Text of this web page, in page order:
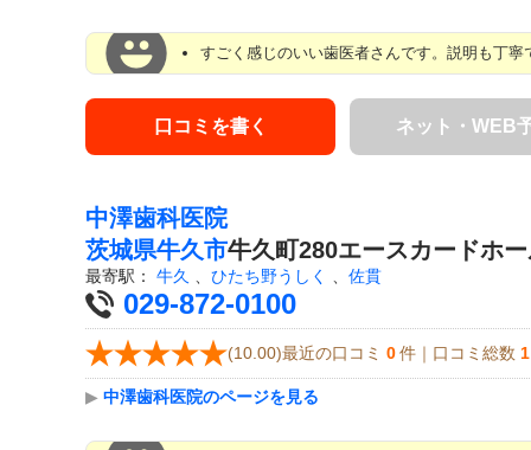
すごく感じのいい歯医者さんです。説明も丁
口コミを書く ネット・WEB
中澤歯科医院
茨城県牛久市牛久町280エースカードホ
最寄駅： 牛久 ひたち野うしく 佐貫
029-872-0100
(10.00)最近の口コミ 0 件｜口コミ総数 1
▶ 中澤歯科医院のページを見る